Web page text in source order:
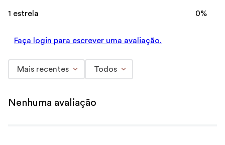
1 estrela 0%
Faça login para escrever uma avaliação.
Mais recentes Todos
Nenhuma avaliação